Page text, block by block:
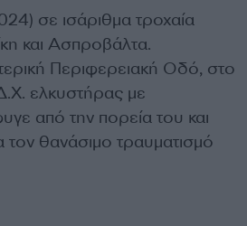
σε ισάριθμα τροχαία
και Ασπροβάλτα.
Περιφερειακή Οδό, στο
ελκυστήρας με
από την πορεία του και
θανάσιμο τραυματισμό